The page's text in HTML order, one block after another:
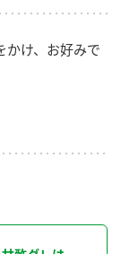
かけ、お好みで